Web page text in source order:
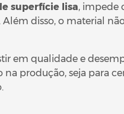
superfície lisa, impede
. Além disso, o material
em qualidade e
produção, seja para